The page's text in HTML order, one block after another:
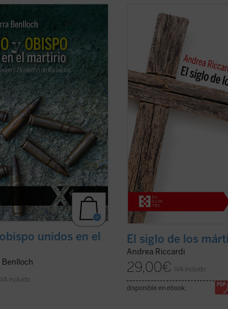
un tratante gitano y un
de relieve cómo la
no distinguió personas. La
la fe. La vida, pasión y
mártires narrada en
un ...(ver ficha)
unidos en el
IVA incluido
El siglo XX produjo las
los derechos humanos,
centenares de millones de
masacradas en genocidios,
civiles y mundiales,
aniquilaciones de etnias,
religiosos o ...(ver ficha)
El siglo de los
Andrea Riccardi
29,00€ IVA incluido
disponible en ebook: